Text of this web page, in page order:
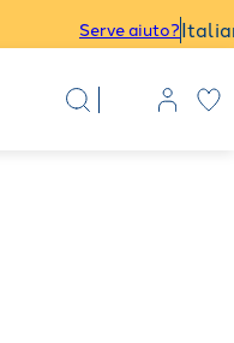
Serve aiuto?